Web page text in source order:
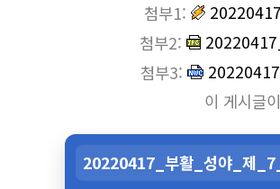
첨부1:
첨부2:
첨부3:
이 게시글이